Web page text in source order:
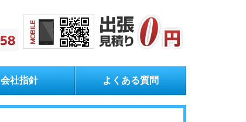
会社指針 よくある質問